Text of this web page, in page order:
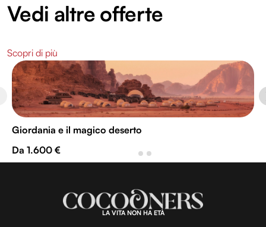
Vedi altre offerte
Scopri di più
Giordania e il magico deserto
Da 1.600 €
LA VITA NON HA ETÀ